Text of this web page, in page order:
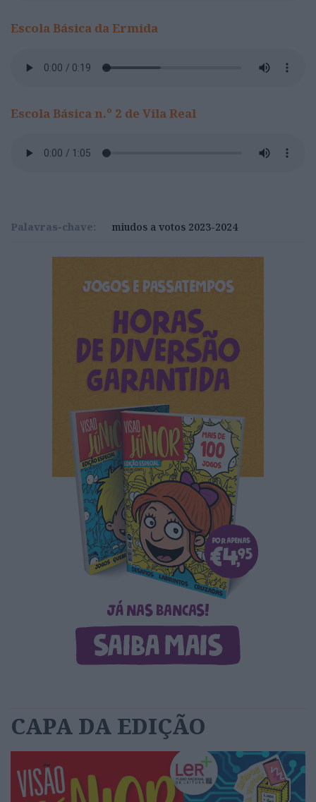
Escola Básica da Ermida
Escola Básica n.º 2 de Vila Real
Palavras-chave: miudos a votos 2023-2024
CAPA DA EDIÇÃO